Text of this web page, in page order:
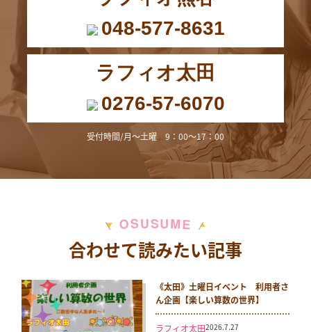
048-577-8631
ラフィオ太田
0276-57-6070
受付時間/月～土曜 9：00～17：00
OSUSUME
合わせて読みたい記事
《太田》土曜日イベント 利用者さ
ん企画【楽しい算数の世界】
ラフィオ太田2026.7.27